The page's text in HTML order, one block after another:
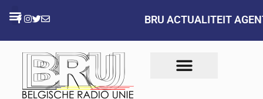
BRU ACTUALITEIT